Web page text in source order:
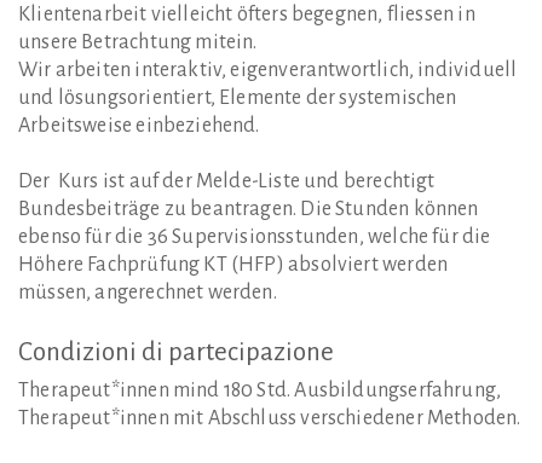
Klientenarbeit vielleicht öfters begegnen, fliessen in
unsere Betrachtung mitein.
Wir arbeiten interaktiv, eigenverantwortlich, individuell
und lösungsorientiert, Elemente der systemischen
Arbeitsweise einbeziehend.
Der Kurs ist auf der Melde-Liste und berechtigt
Bundesbeiträge zu beantragen. Die Stunden können
ebenso für die 36 Supervisionsstunden, welche für die
Höhere Fachprüfung KT (HFP) absolviert werden
müssen, angerechnet werden.
Condizioni di partecipazione
Therapeut*innen mind 180 Std. Ausbildungserfahrung,
Therapeut*innen mit Abschluss verschiedener Methoden.